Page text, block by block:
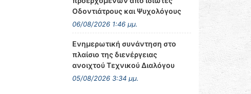
Οδοντιάτρους και Ψυχολόγους
06/08/2026 1:46 μμ.
Ενημερωτική συνάντηση στο
πλαίσιο της διενέργειας
ανοιχτού Τεχνικού Διαλόγου
05/08/2026 3:34 μμ.